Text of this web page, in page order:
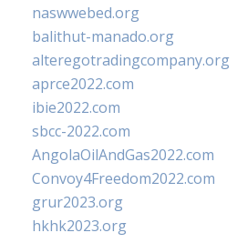
naswwebed.org
balithut-manado.org
alteregotradingcompany.org
aprce2022.com
ibie2022.com
sbcc-2022.com
AngolaOilAndGas2022.com
Convoy4Freedom2022.com
grur2023.org
hkhk2023.org